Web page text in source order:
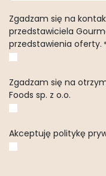
Zgadzam się na
przedstawiciela
przedstawienia oferty. *
Zgadzam się na
Foods sp. z o.o.
Akceptuję politykę